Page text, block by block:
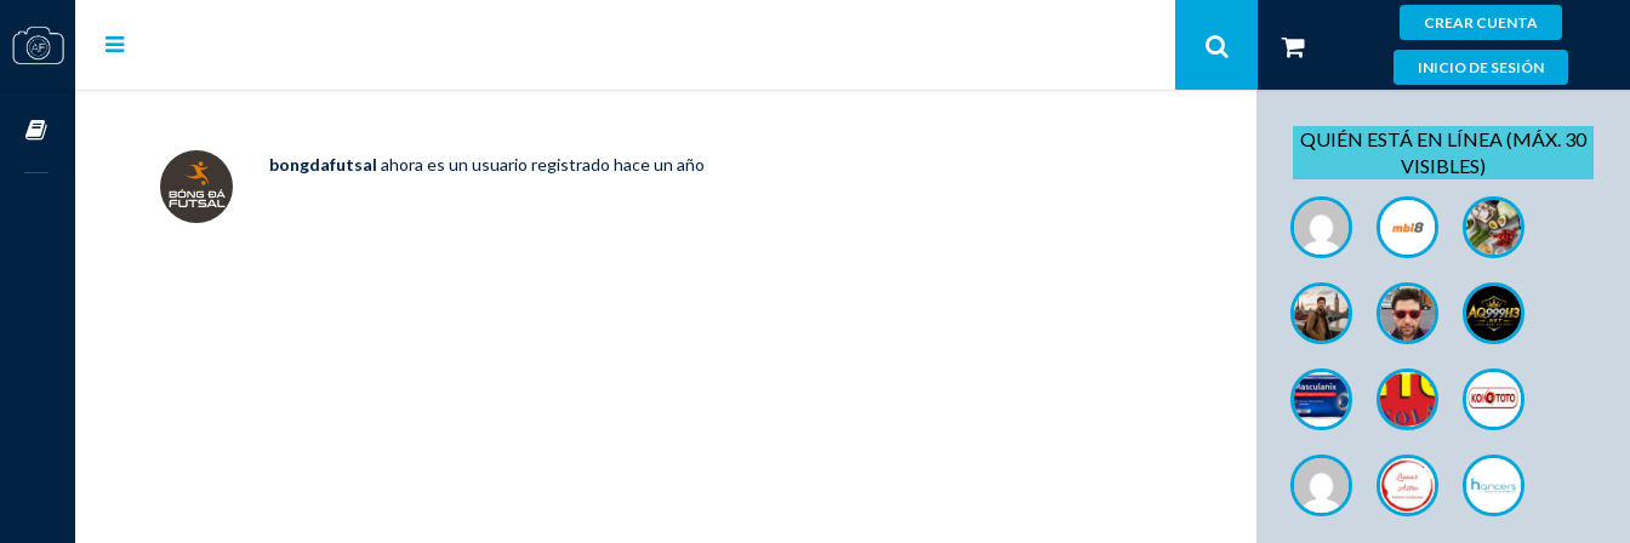
CREAR CUENTA
INICIO DE SESIÓN
bongdafutsal ahora es un usuario registrado hace un año
QUIÉN ESTÁ EN LÍNEA (MÁX. 30
VISIBLES)